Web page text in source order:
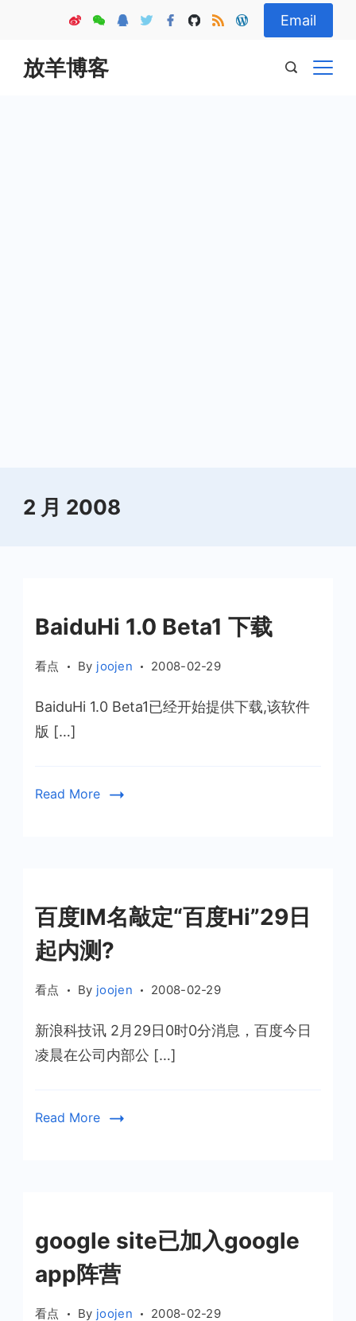
content
Email
放羊博客
2 月 2008
BaiduHi 1.0 Beta1 下载
看点 By joojen 2008-02-29
BaiduHi 1.0 Beta1已经开始提供下载,该软件
版 […]
Read More
百度IM名敲定“百度Hi”29日
起内测?
看点 By joojen 2008-02-29
新浪科技讯 2月29日0时0分消息，百度今日
凌晨在公司内部公 […]
Read More
google site已加入google
app阵营
看点 By joojen 2008-02-29